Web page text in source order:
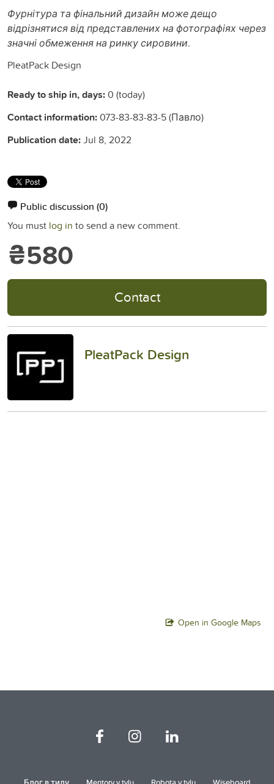
Фурнітура та фінальний дизайн може дещо
відрізнятися від представлених на фотографіях через
значні обмеження на ринку сировини.
PleatPack Design
Ready to ship in, days:0 (today)
Contact information:073-83-83-83-5 (Павло)
Publication date:Jul 8, 2022
Public discussion (0)
You must log in to send a new comment.
₴580
Contact
PleatPack Design
Open in Google Maps